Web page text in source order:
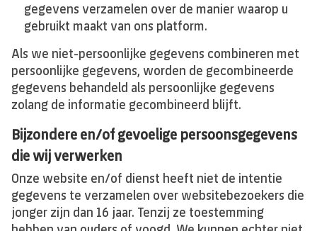
gegevens verzamelen over de manier waarop u
gebruikt maakt van ons platform.
Als we niet-persoonlijke gegevens combineren met
persoonlijke gegevens, worden de gecombineerde
gegevens behandeld als persoonlijke gegevens
zolang de informatie gecombineerd blijft.
Bijzondere en/of gevoelige persoonsgegevens
die wij verwerken
Onze website en/of dienst heeft niet de intentie
gegevens te verzamelen over websitebezoekers die
jonger zijn dan 16 jaar. Tenzij ze toestemming